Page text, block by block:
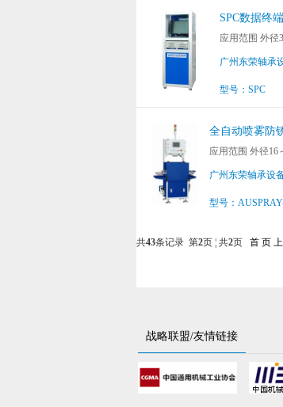
SPC数据终端
应用范围 外径
广州东荣轴承
型号：SPC
全自动喷雾防
应用范围 外径16
广州东荣轴承设
型号：
共43条记录 第2页 ¦ 共2页 首 页
战略联盟/友情链接